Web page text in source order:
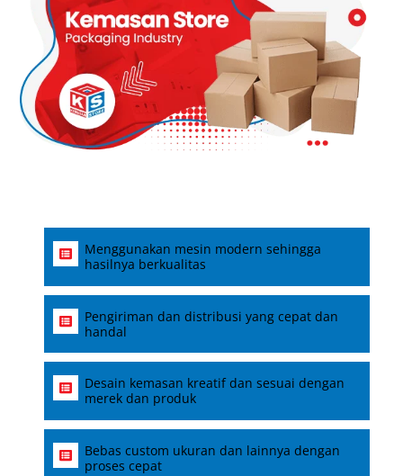
Menggunakan mesin modern sehingga
hasilnya berkualitas
Pengiriman dan distribusi yang cepat dan
handal
Desain kemasan kreatif dan sesuai dengan
merek dan produk
Bebas custom ukuran dan lainnya dengan
proses cepat